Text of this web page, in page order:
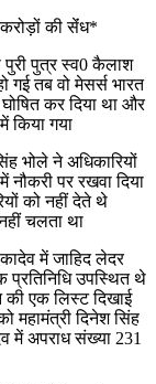
करोड़ों की सेंंध*
पुरी पुत्र स्व0 कैलाश
गई तब वो मेसर्स भारत
कर दिया था और
किया गया
भोले ने अधिकारियों
पर रखवा दिया
को नहीं देते थे
चलता था
में जाहिद लेदर
प्रतिनिधि उपस्थित थे
एक लिस्ट दिखाई
महामंत्री दिनेश सिंह
में अपराध संख्या 231